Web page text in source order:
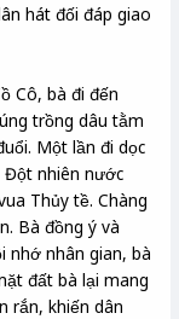
hát đối đáp giao
Cô, bà đi đến
trồng dâu tằm
Một lần đi dọc
Đột nhiên nước
Thủy tề. Chàng
Bà đồng ý và
nhớ nhân gian, bà
đất bà lại mang
rắn, khiến dân